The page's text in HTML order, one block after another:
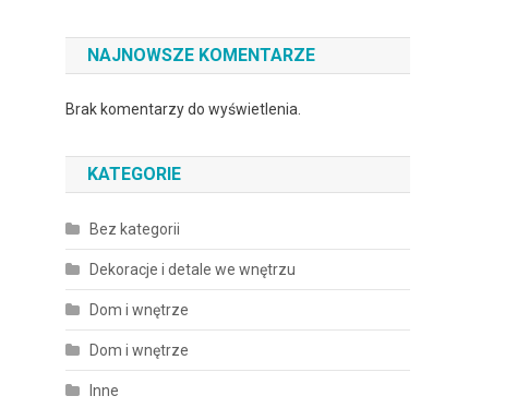
NAJNOWSZE KOMENTARZE
Brak komentarzy do wyświetlenia.
KATEGORIE
Bez kategorii
Dekoracje i detale we wnętrzu
Dom i wnętrze
Dom i wnętrze
Inne